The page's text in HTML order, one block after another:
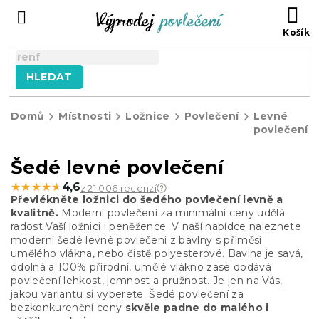
HLEDAT
Domů Místnosti Ložnice Povlečení
Levné
povlečení
Šedé levné povlečení
★★★★★
★★★★★ 4,6z 21 006 recenzí
Převlékněte ložnici do šedého povlečení levně a
kvalitně. Moderní povlečení za minimální ceny udělá
radost Vaší ložnici i peněžence. V naší nabídce naleznete
moderní šedé levné povlečení z bavlny s příměsí
umělého vlákna, nebo čistě polyesterové. Bavlna je savá,
odolná a 100% přírodní, umělé vlákno zase dodává
povlečení lehkost, jemnost a pružnost. Je jen na Vás,
jakou variantu si vyberete. Šedé povlečení za
bezkonkurenční ceny skvěle padne do malého i